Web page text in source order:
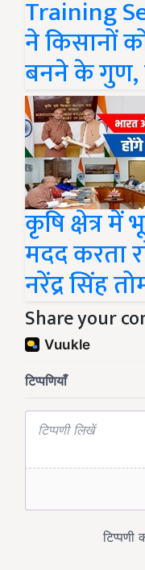
Training
ने किसानों
बनने के गुण,
कृषि क्षेत्र
मदद करता
नरेंद्र सिंह
Share your